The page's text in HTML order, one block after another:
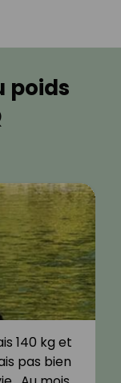
poids
140 kg et
pas bien